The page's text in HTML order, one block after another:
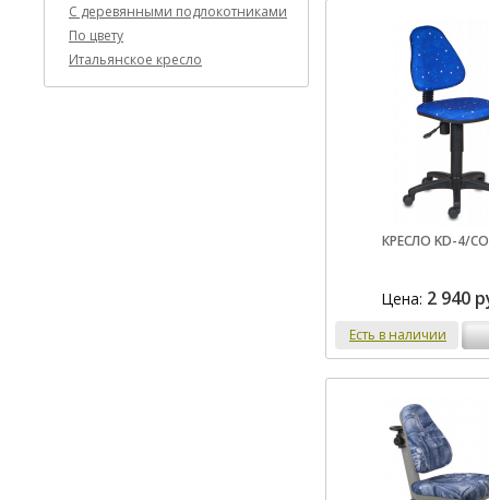
C деревянными подлокотниками
По цвету
Итальянское кресло
КРЕСЛО KD-4/
Цена: 2 940
Есть в наличии